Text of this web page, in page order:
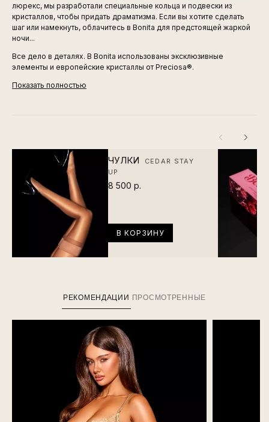
люрекс, мы разработали специальные кольца и подвески из
кристаллов, чтобы придать драматизма. Если вы хотите сделать
шаг или намекнуть, облачитесь в Bonita для предстоящей жаркой
ночи...
Все дело в деталях. В Bonita использованы эксклюзивные
элементы и европейские кристаллы от Preciosa®.
Показать полностью
ЧУЛКИ
CEDAR STAY
UP
8 500 р.
В КОРЗИНУ
РЕКОМЕНДАЦИИ ПРОСМОТРЕННЫЕ